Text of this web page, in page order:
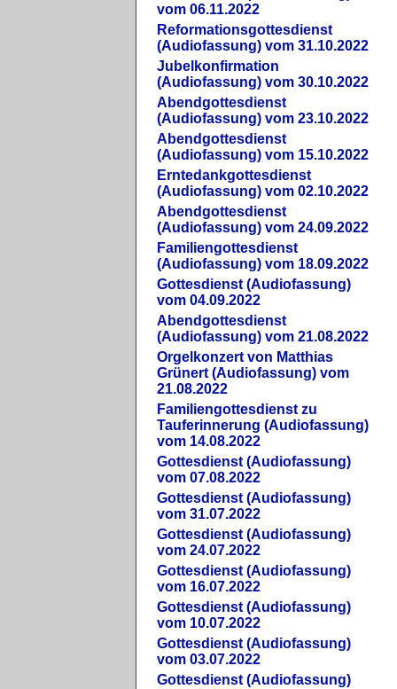
vom 06.11.2022
Reformationsgottesdienst
(Audiofassung) vom 31.10.2022
Jubelkonfirmation
(Audiofassung) vom 30.10.2022
Abendgottesdienst
(Audiofassung) vom 23.10.2022
Abendgottesdienst
(Audiofassung) vom 15.10.2022
Erntedankgottesdienst
(Audiofassung) vom 02.10.2022
Abendgottesdienst
(Audiofassung) vom 24.09.2022
Familiengottesdienst
(Audiofassung) vom 18.09.2022
Gottesdienst (Audiofassung)
vom 04.09.2022
Abendgottesdienst
(Audiofassung) vom 21.08.2022
Orgelkonzert von Matthias
Grünert (Audiofassung) vom
21.08.2022
Familiengottesdienst zu
Tauferinnerung (Audiofassung)
vom 14.08.2022
Gottesdienst (Audiofassung)
vom 07.08.2022
Gottesdienst (Audiofassung)
vom 31.07.2022
Gottesdienst (Audiofassung)
vom 24.07.2022
Gottesdienst (Audiofassung)
vom 16.07.2022
Gottesdienst (Audiofassung)
vom 10.07.2022
Gottesdienst (Audiofassung)
vom 03.07.2022
Gottesdienst (Audiofassung)